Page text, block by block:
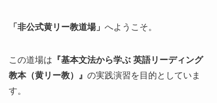
「非公式黄リー教道場」 へようこそ。
この道場は 『基本文法から学ぶ 英語リーディング
教本（黄リー教）』 の実践演習を目的としていま
す。